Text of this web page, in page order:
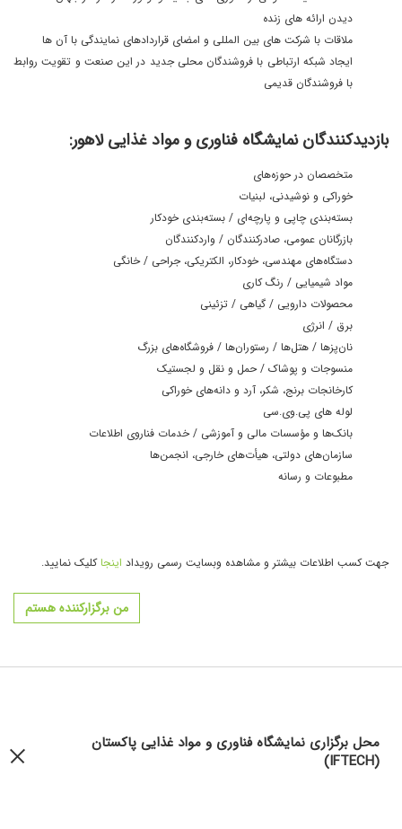
دیدن ارائه های زنده
ملاقات با شرکت های بین المللی و امضای قراردادهای نمایندگی با آن ها
ایجاد شبکه ارتباطی با فروشندگان محلی جدید در این صنعت و تقویت روابط
با فروشندگان قدیمی
بازدیدکنندگان نمایشگاه فناوری و مواد غذایی لاهور:
متخصصان در حوزه‌های
خوراکی و نوشیدنی، لبنیات
بسته‌بندی چاپی و پارچه‌ای / بسته‌بندی خودکار
بازرگانان عمومی، صادرکنندگان / واردکنندگان
دستگاه‌های مهندسی، خودکار، الکتریکی، جراحی / خانگی
مواد شیمیایی / رنگ ‌کاری
محصولات دارویی / گیاهی / تزئینی
برق / انرژی
نان‌پزها / هتل‌ها / رستوران‌ها / فروشگاه‌های بزرگ
منسوجات و پوشاک / حمل و نقل و لجستیک
کارخانجات برنج، شکر، آرد و دانه‌های خوراکی
لوله های پی.وی.سی
بانک‌ها و مؤسسات مالی و آموزشی / خدمات فناروی اطلاعات
سازمان‌های دولتی، هیأت‌های خارجی، انجمن‌ها
مطبوعات و رسانه
جهت کسب اطلاعات بیشتر و مشاهده وبسایت رسمی رویداد اینجاکلیک نمایید.
من برگزارکننده هستم
محل برگزاری نمایشگاه فناوری و مواد غذایی پاکستان
(IFTECH)